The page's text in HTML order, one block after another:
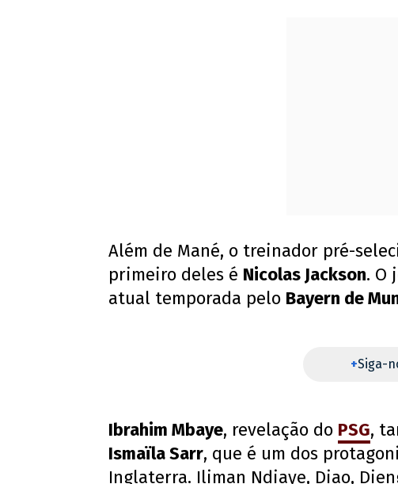
Além de Mané, o treinador pré-
primeiro deles é Nicolas Jackson. O
atual temporada pelo Bayern de
+Siga-
Ibrahim Mbaye, revelação do PSG,
Ismaïla Sarr, que é um dos
Inglaterra. Iliman Ndiaye, Diao,